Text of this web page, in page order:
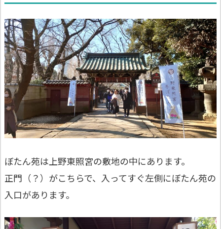
ぼたん苑は上野東照宮の敷地の中にあります。
正門（？）がこちらで、入ってすぐ左側にぼたん苑の
入口があります。